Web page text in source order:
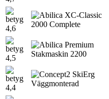
4,6
4,5
4,4